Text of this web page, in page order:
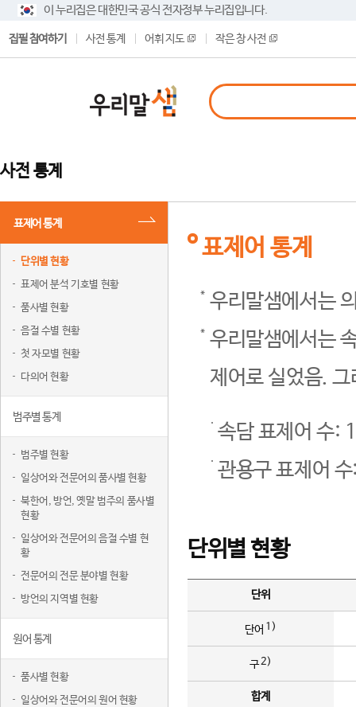
이 누리집은 대한민국 공식 전자정부 누리집입니다.
집필 참여하기 사전 통계 어휘 지도 작은 창 사전
사전 통계
표제어 통계
단위별 현황
표제어 분석 기호별 현황
품사별 현황
음절 수별 현황
첫 자모별 현황
다의어 현황
범주별 통계
범주별 현황
일상어와 전문어의 품사별 현황
북한어, 방언, 옛말 범주의 품사별
현황
일상어와 전문어의 음절 수별 현
황
전문어의 전문 분야별 현황
방언의 지역별 현황
원어 통계
품사별 현황
일상어와 전문어의 원어 현황
표제어 통계
우리말샘에서는
우리말샘에서는
제어로 실었음.
속담 표제어 수:
관용구 표제어
단위별 현황
단위
단어 1)
구2)
합계